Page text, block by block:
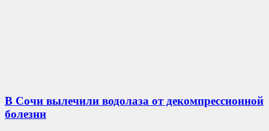
В Сочи вылечили водолаза от декомпрессионной
болезни